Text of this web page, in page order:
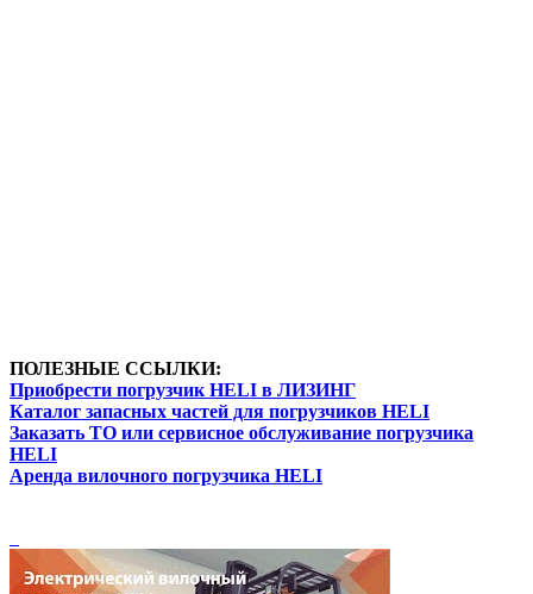
ПОЛЕЗНЫЕ ССЫЛКИ:
Приобрести погрузчик HELI в ЛИЗИНГ
Каталог запасных частей для погрузчиков HELI
Заказать ТО или сервисное обслуживание погрузчика
HELI
Аренда вилочного погрузчика HELI